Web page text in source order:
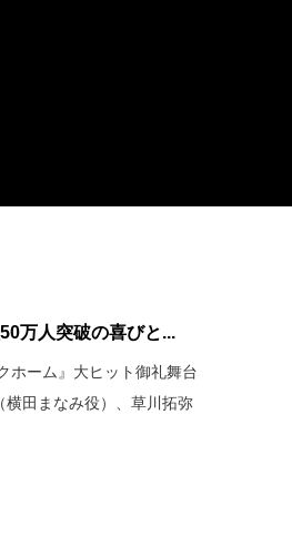
万人突破の喜びと...
ホーム』大ヒット御礼舞台
田まなみ役）、草川拓弥